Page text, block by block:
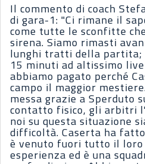
Il commento di coach
di gara-1: "Ci rimane il
come tutte le sconfitte
sirena. Siamo rimasti
lunghi tratti della
15 minuti ad altissimo
abbiamo pagato perché
campo il maggior
messa grazie a Sperduto
contatto fisico, gli arbitri
noi su questa situazione
difficoltà. Caserta ha
è venuto fuori tutto il
esperienza ed è una